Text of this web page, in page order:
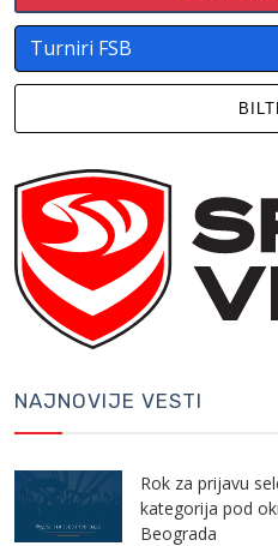
NAJNOVIJE VESTI
Rok za prijavu
kategorija pod
Beograda